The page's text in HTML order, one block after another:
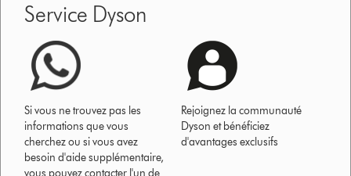
Service Dyson
Si vous ne trouvez pas les
informations que vous
cherchez ou si vous avez
besoin d'aide supplémentaire,
vous pouvez contacter l'un de
Rejoignez la communauté
Dyson et bénéficiez
d'avantages exclusifs